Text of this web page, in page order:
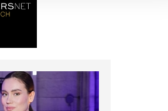
Partner führen diese Informationen
oder die sie im Rahmen Ihrer Nutzung